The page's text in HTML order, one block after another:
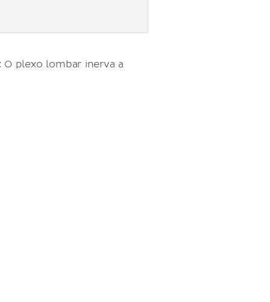
plexo lombar inerva a